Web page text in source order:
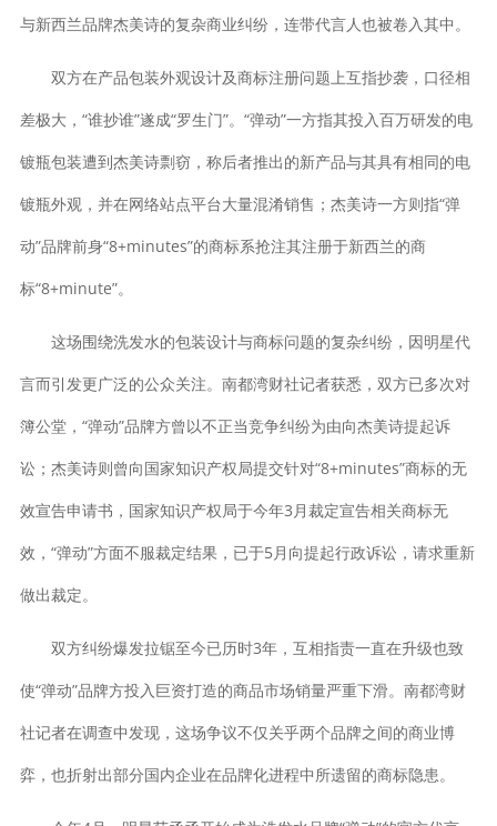
与新西兰品牌杰美诗的复杂商业纠纷，连带代言人也被卷入其中。
双方在产品包装外观设计及商标注册问题上互指抄袭，口径相
差极大，“谁抄谁”遂成“罗生门”。“弹动”一方指其投入百万研发的电
镀瓶包装遭到杰美诗剽窃，称后者推出的新产品与其具有相同的电
镀瓶外观，并在网络站点平台大量混淆销售；杰美诗一方则指“弹
动”品牌前身“8+minutes”的商标系抢注其注册于新西兰的商
标“8+minute”。
这场围绕洗发水的包装设计与商标问题的复杂纠纷，因明星代
言而引发更广泛的公众关注。南都湾财社记者获悉，双方已多次对
簿公堂，“弹动”品牌方曾以不正当竞争纠纷为由向杰美诗提起诉
讼；杰美诗则曾向国家知识产权局提交针对“8+minutes”商标的无
效宣告申请书，国家知识产权局于今年3月裁定宣告相关商标无
效，“弹动”方面不服裁定结果，已于5月向提起行政诉讼，请求重新
做出裁定。
双方纠纷爆发拉锯至今已历时3年，互相指责一直在升级也致
使“弹动”品牌方投入巨资打造的商品市场销量严重下滑。南都湾财
社记者在调查中发现，这场争议不仅关乎两个品牌之间的商业博
弈，也折射出部分国内企业在品牌化进程中所遗留的商标隐患。